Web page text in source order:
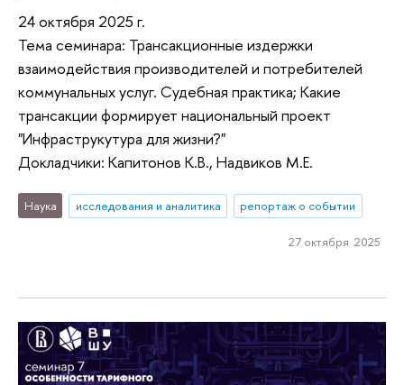
24 октября 2025 г.
Тема семинара: Трансакционные издержки
взаимодействия производителей и потребителей
коммунальных услуг. Судебная практика; Какие
трансакции формирует национальный проект
"Инфраструкутура для жизни?"
Докладчики: Капитонов К.В., Надвиков М.Е.
Наука исследования и аналитика репортаж о событии
27 октября 2025